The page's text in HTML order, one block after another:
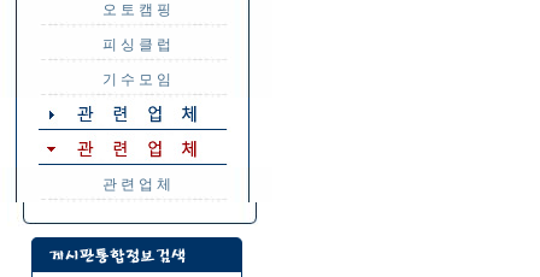
오 토 캠 핑
피 싱 클 럽
기 수 모 임
관 련 업 체